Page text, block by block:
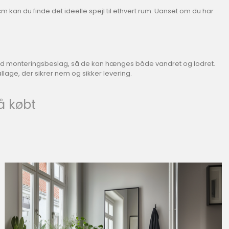
kan du finde det ideelle spejl til ethvert rum. Uanset om du har
monteringsbeslag, så de kan hænges både vandret og lodret.
der sikrer nem og sikker levering.
købt